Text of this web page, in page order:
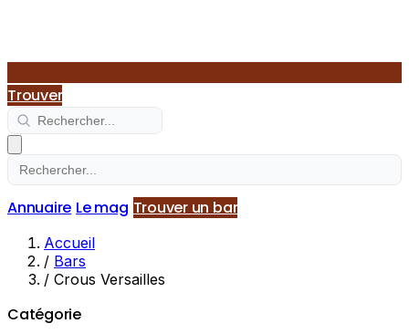
Trouver
Annuaire Le mag Trouver un bar
Accueil
/ Bars
/ Crous Versailles
Catégorie